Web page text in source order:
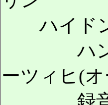
ハイドン
ハンス
ーツィヒ(